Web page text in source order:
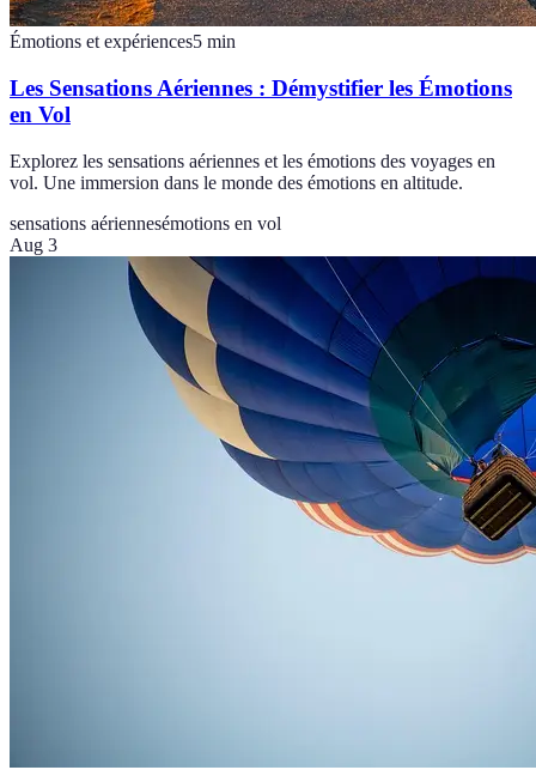
Émotions et expériences5 min
Les Sensations Aériennes : Démystifier les Émotions
en Vol
Explorez les sensations aériennes et les émotions des voyages en
vol. Une immersion dans le monde des émotions en altitude.
sensations aériennesémotions en vol
Aug 3